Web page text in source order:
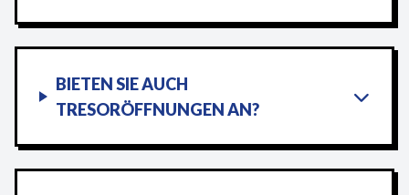
BIETEN SIE AUCH
TRESORÖFFNUNGEN AN?